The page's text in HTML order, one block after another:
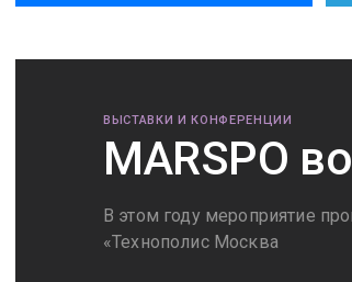
ВЫСТАВКИ И КОНФЕРЕНЦИИ
MARSPO
В этом году мероприятие
«Технополис Москва